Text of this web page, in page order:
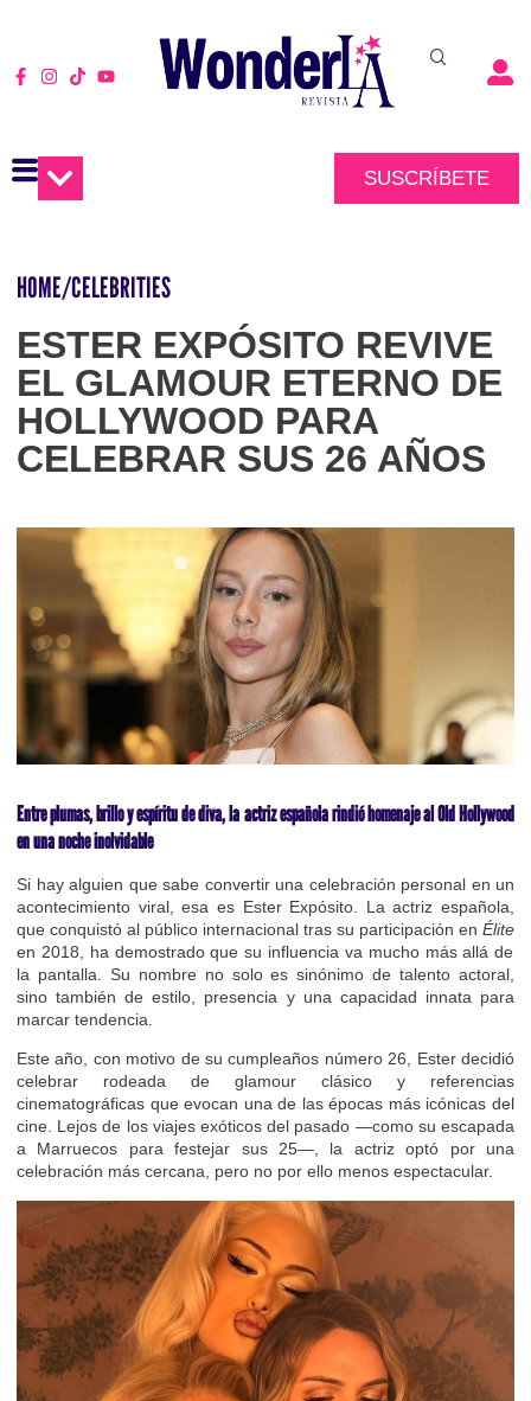
SUSCRÍBETE
HOME/CELEBRITIES
ESTER EXPÓSITO REVIVE
EL GLAMOUR ETERNO DE
HOLLYWOOD PARA
CELEBRAR SUS 26 AÑOS
Entre plumas, brillo y espíritu de diva, la actriz española rindió homenaje al Old Hollywood
en una noche inolvidable
Si hay alguien que sabe convertir una celebración personal en un
acontecimiento viral, esa es Ester Expósito. La actriz española,
que conquistó al público internacional tras su participación en Élite
en 2018, ha demostrado que su influencia va mucho más allá de
la pantalla. Su nombre no solo es sinónimo de talento actoral,
sino también de estilo, presencia y una capacidad innata para
marcar tendencia.
Este año, con motivo de su cumpleaños número 26, Ester decidió
celebrar rodeada de glamour clásico y referencias
cinematográficas que evocan una de las épocas más icónicas del
cine. Lejos de los viajes exóticos del pasado —como su escapada
a Marruecos para festejar sus 25—, la actriz optó por una
celebración más cercana, pero no por ello menos espectacular.